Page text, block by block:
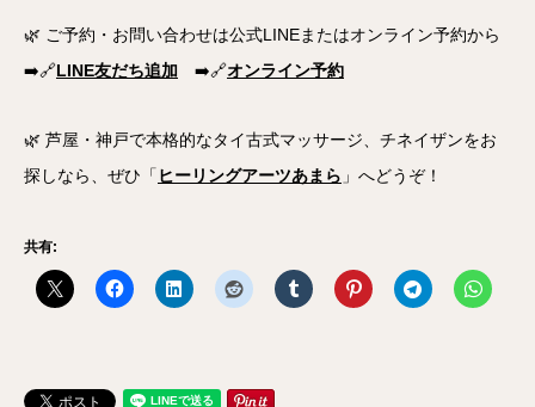
🌿 ご予約・お問い合わせは公式LINEまたはオンライン予約から
➡️🔗LINE友だち追加 ➡️🔗オンライン予約
🌿 芦屋・神戸で本格的なタイ古式マッサージ、チネイザンをお
探しなら、ぜひ「 ヒーリングアーツあまら 」へどうぞ！
共有: